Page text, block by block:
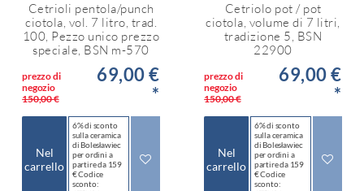
Cetrioli pentola/punch
ciotola, vol. 7 litro, trad.
100, Pezzo unico prezzo
speciale, BSN m-570
prezzo di
negozio
150,00 €
69,00 €
*
Nel
carrello
6% di sconto
sulla ceramica
di Bolesławiec
per ordini a
partire da 159
€ Codice
sconto:
Cetriolo pot / pot
ciotola, volume di 7 litri,
tradizione 5, BSN
22900
prezzo di
negozio
150,00 €
69,00 €
*
Nel
carrello
6% di sconto
sulla ceramica
di Bolesławiec
per ordini a
partire da 159
€ Codice
sconto: